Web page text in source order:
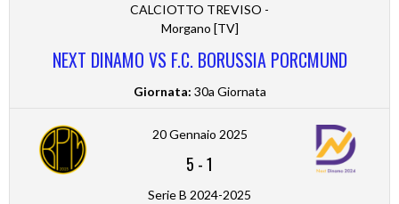
CALCIOTTO TREVISO -
Morgano [TV]
NEXT DINAMO VS F.C. BORUSSIA PORCMUND
Giornata: 30a Giornata
20 Gennaio 2025
5 -1
Serie B 2024-2025